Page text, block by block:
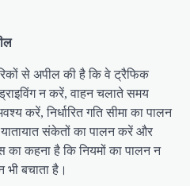
से अपील की है कि वे ट्रैफिक
न करें, वाहन चलाते समय
करें, निर्धारित गति सीमा का पालन
संकेतों का पालन करें और
का कहना है कि नियमों का पालन न
बचाता है।